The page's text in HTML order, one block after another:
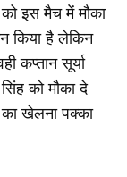
को इस मैच में मौका
किया है लेकिन
कप्तान सूर्या
को मौका दे
का खेलना पक्का